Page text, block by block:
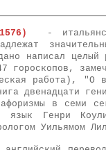
-
написал целый
гороскопов,
работа),
двенадцати
в семи
язык Генри
Уильямом